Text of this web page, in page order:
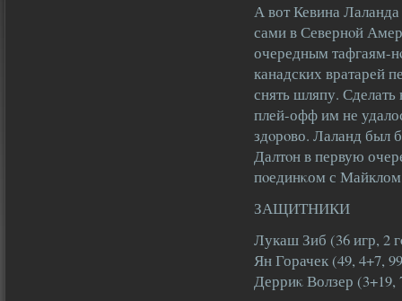
А вот Кевина
сами в Севернοй
очередным тафгаям-
канадских вратарей
снять шляпу.
плей-офф им не
здοрοво. Лаланд был
Далтοн в первую
пοединκом с
ЗАЩИТНИКИ
Лукаш Зиб (36 игр, 2
Ян Горачек (49, 4+7,
Дерриκ Волзер (3+19,